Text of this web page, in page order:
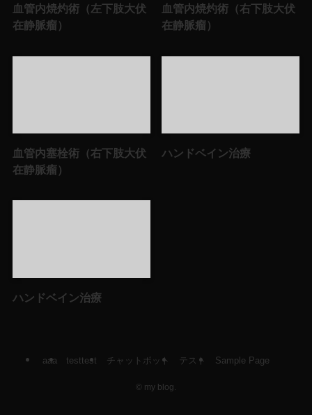
血管内焼灼術（左下肢大伏
在静脈瘤）
血管内焼灼術（右下肢大伏
在静脈瘤）
血管内塞栓術（右下肢大伏
在静脈瘤）
ハンドベイン治療
ハンドベイン治療
aaa testtest チャットボット テスト Sample Page
© my blog.